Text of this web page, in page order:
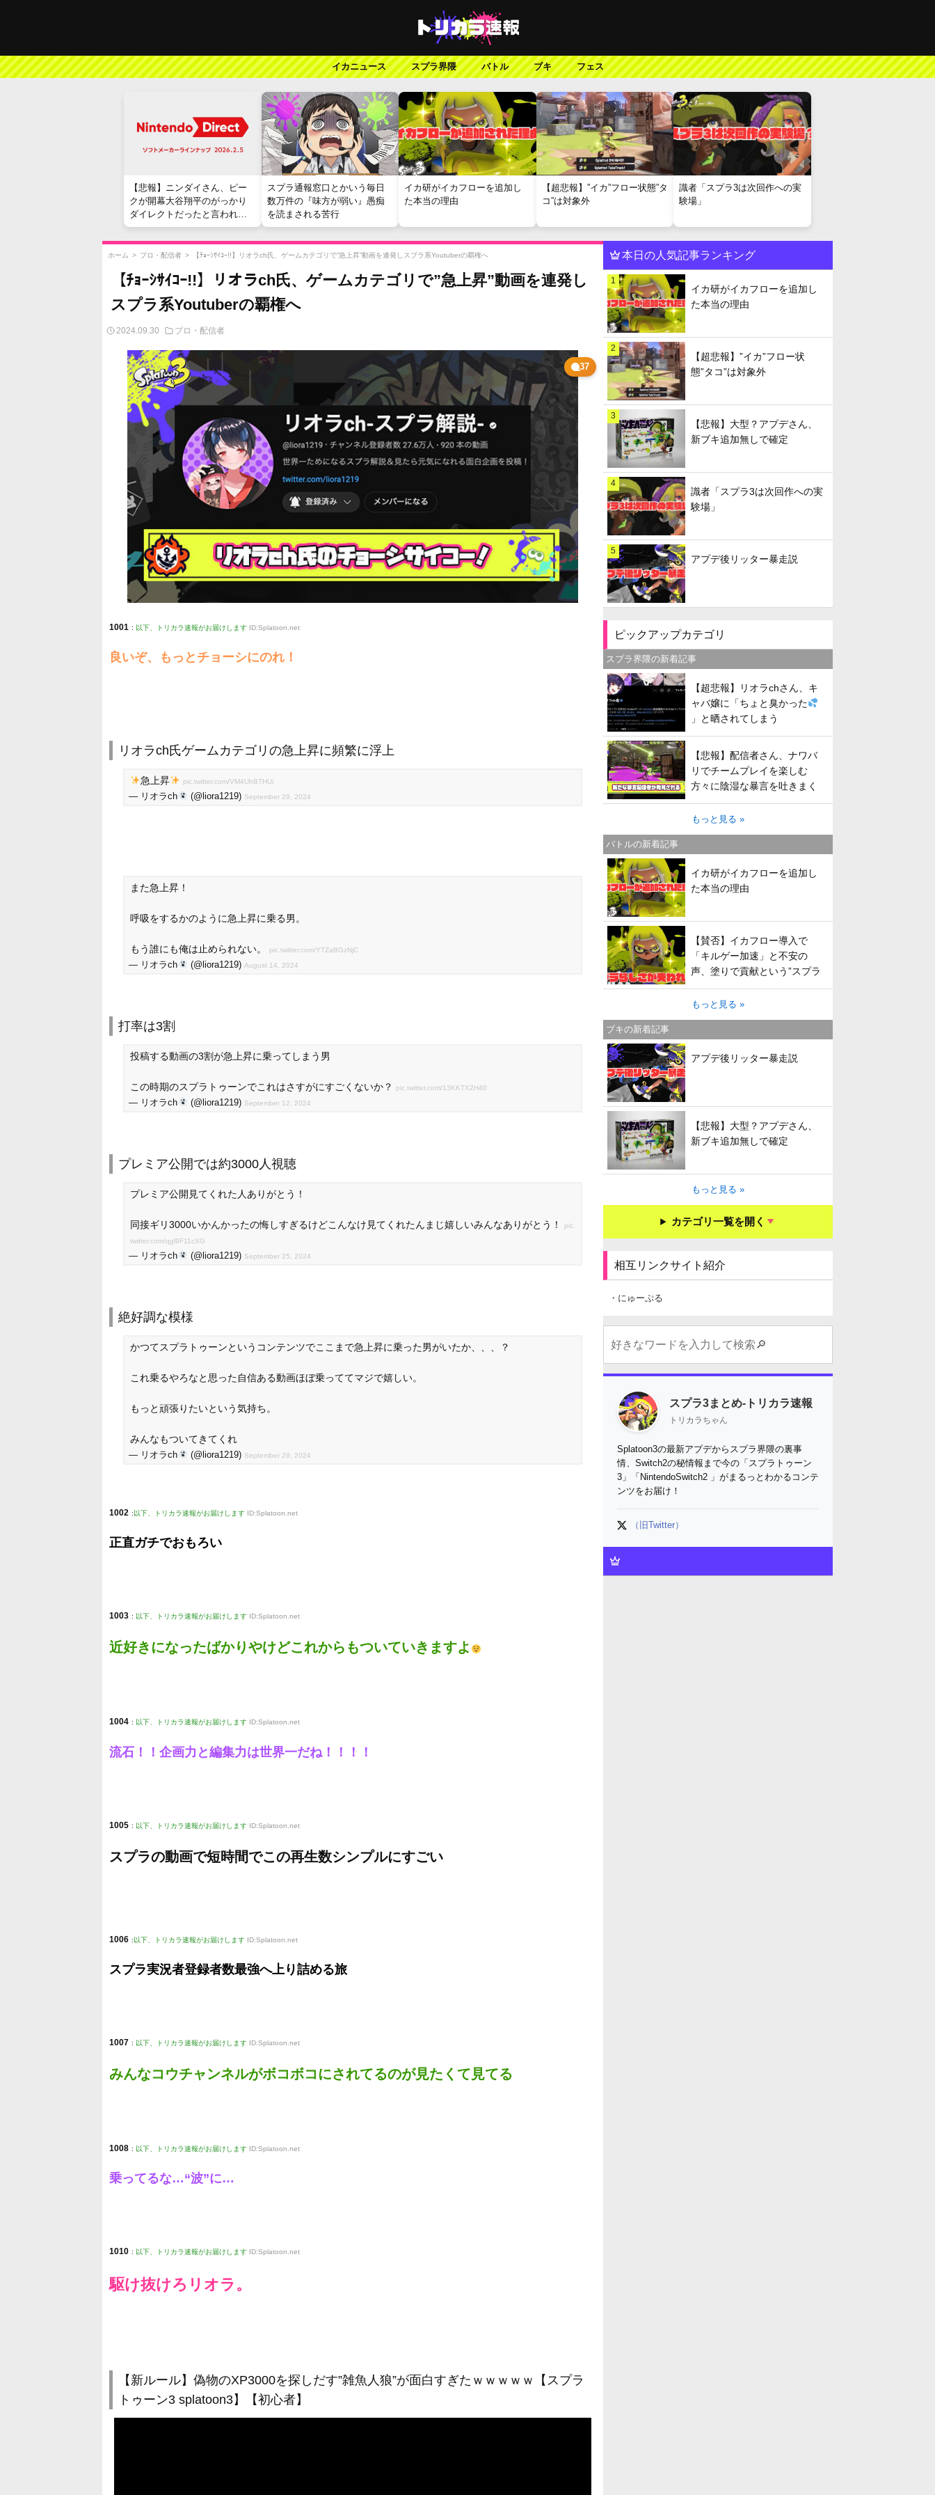
イカニュース スプラ界隈 バトル ブキ フェス
【悲報】ニンダイさん、ピー
クが開幕大谷翔平のがっかり
ダイレクトだったと言われて
しまう
スプラ通報窓口とかいう毎日
数万件の『味方が弱い』愚痴
を読まされる苦行
イカ研がイカフローを追加し
た本当の理由
【超悲報】”イカ”フロー状態”タ
コ”は対象外
識者「スプラ3は次回作への実
験場」
ホーム > プロ・配信者 > 【ﾁｮｰｼｻｲｺｰ!!】リオラch氏、ゲームカテゴリで”急上昇”動画を連発しスプラ系Youtuberの覇権へ
【ﾁｮｰｼｻｲｺｰ!!】リオラch氏、ゲームカテゴリで”急上昇”動画を連発し
スプラ系Youtuberの覇権へ
2024.09.30 プロ・配信者
37
1001 : 以下、トリカラ速報がお届けします ID:Splatoon.net
良いぞ、もっとチョーシにのれ！
リオラch氏ゲームカテゴリの急上昇に頻繁に浮上
急上昇 pic.twitter.com/VM4UhBTHUi
— リオラch (@liora1219) September 29, 2024
また急上昇！
呼吸をするかのように急上昇に乗る男。
もう誰にも俺は止められない。 pic.twitter.com/YTZaBGzNjC
— リオラch (@liora1219) August 14, 2024
打率は3割
投稿する動画の3割が急上昇に乗ってしまう男
この時期のスプラトゥーンでこれはさすがにすごくないか？ pic.twitter.com/13KKTX2H40
— リオラch (@liora1219) September 12, 2024
プレミア公開では約3000人視聴
プレミア公開見てくれた人ありがとう！
同接ギリ3000いかんかったの悔しすぎるけどこんなけ見てくれたんまじ嬉しいみんなありがとう！
pic.
twitter.com/qgl9F11cXG
— リオラch (@liora1219) September 25, 2024
絶好調な模様
かつてスプラトゥーンというコンテンツでここまで急上昇に乗った男がいたか、、、？
これ乗るやろなと思った自信ある動画ほぼ乗っててマジで嬉しい。
もっと頑張りたいという気持ち。
みんなもついてきてくれ
— リオラch (@liora1219) September 29, 2024
1002 : 以下、トリカラ速報がお届けします ID:Splatoon.net
正直ガチでおもろい
1003 : 以下、トリカラ速報がお届けします ID:Splatoon.net
近好きになったばかりやけどこれからもついていきますよ
1004 : 以下、トリカラ速報がお届けします ID:Splatoon.net
流石！！企画力と編集力は世界一だね！！！！
1005 : 以下、トリカラ速報がお届けします ID:Splatoon.net
スプラの動画で短時間でこの再生数シンプルにすごい
1006 : 以下、トリカラ速報がお届けします ID:Splatoon.net
スプラ実況者登録者数最強へ上り詰める旅
1007 : 以下、トリカラ速報がお届けします ID:Splatoon.net
みんなコウチャンネルがボコボコにされてるのが見たくて見てる
1008 : 以下、トリカラ速報がお届けします ID:Splatoon.net
乗ってるな…“波”に…
1010 : 以下、トリカラ速報がお届けします ID:Splatoon.net
駆け抜けろリオラ。
【新ルール】偽物のXP3000を探しだす”雑魚人狼”が面白すぎたｗｗｗｗｗ【スプラ
トゥーン3 splatoon3】【初心者】
本日の人気記事ランキング
1
イカ研がイカフローを追加し
た本当の理由
2
【超悲報】”イカ”フロー状
態”タコ”は対象外
3
【悲報】大型？アプデさん、
新ブキ追加無しで確定
4
識者「スプラ3は次回作への実
験場」
5
アプデ後リッター暴走説
ピックアップカテゴリ
スプラ界隈の新着記事
【超悲報】リオラchさん、キ
ャバ嬢に「ちょと臭かった
」と晒されてしまう
【悲報】配信者さん、ナワバ
リでチームプレイを楽しむ
方々に陰湿な暴言を吐きまく
ってしまう
もっと見る »
バトルの新着記事
イカ研がイカフローを追加し
た本当の理由
【賛否】イカフロー導入で
「キルゲー加速」と不安の
声、塗りで貢献という”スプラ
らしさ”は失われてしまうのか
もっと見る »
ブキの新着記事
アプデ後リッター暴走説
【悲報】大型？アプデさん、
新ブキ追加無しで確定
もっと見る »
カテゴリ一覧を開く
相互リンクサイト紹介
・にゅーぷる
スプラ3まとめ-トリカラ速報
トリカラちゃん
Splatoon3の最新アプデからスプラ界隈の裏事
情、Switch2の秘情報まで今の「スプラトゥーン
3」「NintendoSwitch2 」がまるっとわかるコンテ
ンツをお届け！
（旧Twitter）